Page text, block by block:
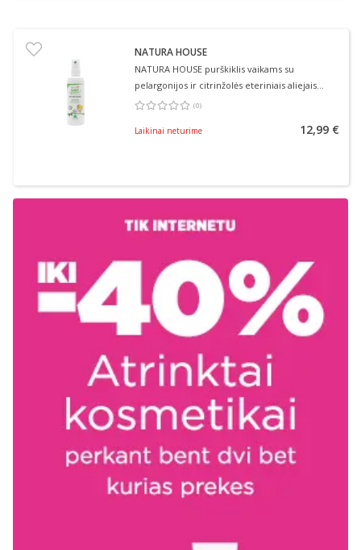
NATURA HOUSE
NATURA HOUSE purškiklis vaikams su
pelargonijos ir citrinžolės eteriniais aliejais
„Sudie įkandimai“, 100 ml
(0)
Vidutinis įvertinimas 0.00
Laikinai neturime 12,99 €